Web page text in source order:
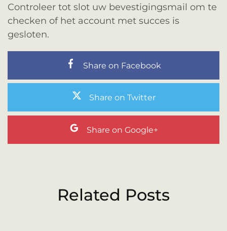
Controleer tot slot uw bevestigingsmail om te
checken of het account met succes is
gesloten.
Share on Facebook
Share on Twitter
Share on Google+
Related Posts